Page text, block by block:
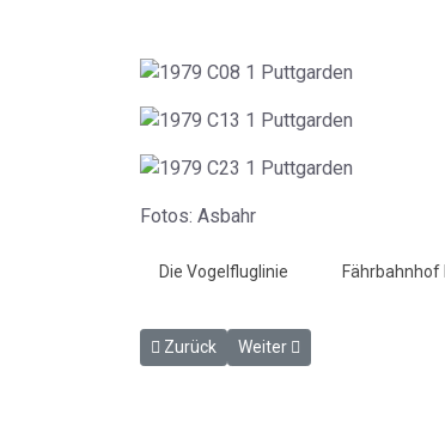
Fotos: Asbahr
Die Vogelfluglinie
Vorheriger Beitrag: Puttgarden ca. 1964
Zurück Nächster Beitrag: Foto:
Weiter